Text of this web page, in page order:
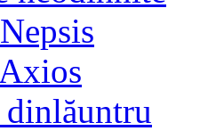
dinlăuntru